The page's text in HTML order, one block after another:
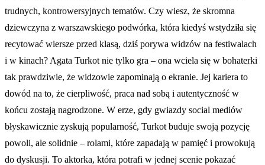
trudnych, kontrowersyjnych tematów. Czy wiesz, że skromna
dziewczyna z warszawskiego podwórka, która kiedyś wstydziła się
recytować wiersze przed klasą, dziś porywa widzów na festiwalach
i w kinach? Agata Turkot nie tylko gra – ona wciela się w bohaterki
tak prawdziwie, że widzowie zapominają o ekranie. Jej kariera to
dowód na to, że cierpliwość, praca nad sobą i autentyczność w
końcu zostają nagrodzone. W erze, gdy gwiazdy social mediów
błyskawicznie zyskują popularność, Turkot buduje swoją pozycję
powoli, ale solidnie – rolami, które zapadają w pamięć i prowokują
do dyskusji. To aktorka, która potrafi w jednej scenie pokazać